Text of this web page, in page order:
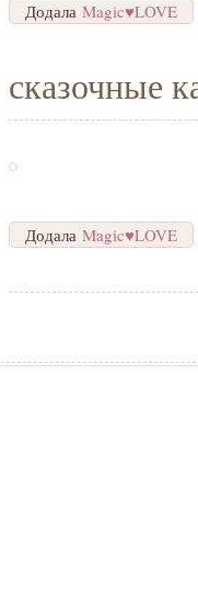
Додала Magic♥LOVE
сказочные
Додала Magic♥LOVE